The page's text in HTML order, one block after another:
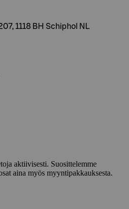
1118 BH Schiphol NL
aktiivisesti. Suosittelemme
aina myös myyntipakkauksesta.